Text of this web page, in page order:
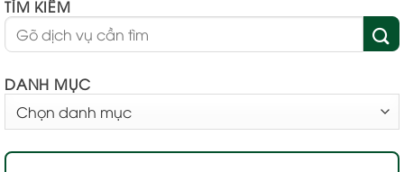
TÌM KIẾM
DANH MỤC
MỤC